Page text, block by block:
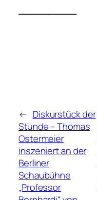
__________
← Diskurstück der
Stunde – Thomas
Ostermeier
inszeniert an der
Berliner
Schaubühne
„Professor